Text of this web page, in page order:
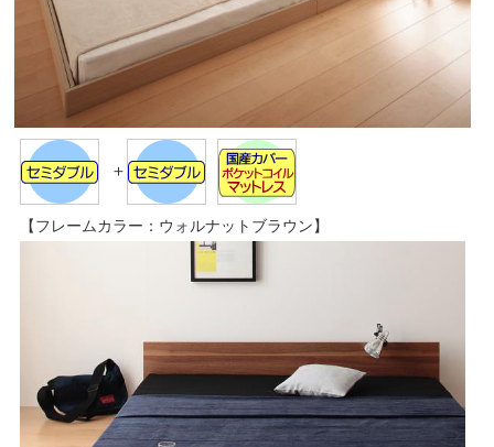
＋
【フレームカラー：ウォルナットブラウン】